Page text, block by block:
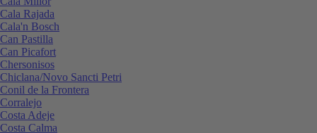
Cala Rajada
Cala'n Bosch
Can Pastilla
Can Picafort
Chersonisos
Chiclana/Novo Sancti Petri
Conil de la Frontera
Corralejo
Costa Adeje
Costa Calma